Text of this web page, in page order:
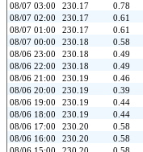
08/07 03:00
230.17 0.78
08/07 02:00
230.17 0.61
08/07 01:00
230.17 0.61
08/07 00:00
230.18 0.58
08/06 23:00
230.18 0.49
08/06 22:00
230.18 0.49
08/06 21:00
230.19 0.46
08/06 20:00
230.19 0.39
08/06 19:00
230.19 0.44
08/06 18:00
230.19 0.44
08/06 17:00
230.20 0.58
08/06 16:00
230.20 0.58